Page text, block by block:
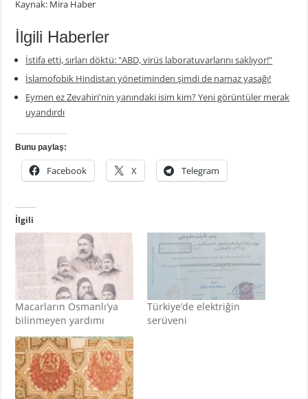
Kaynak: Mira Haber
İlgili Haberler
İstifa etti, sırları döktü: "ABD, virüs laboratuvarlarını saklıyor!"
İslamofobik Hindistan yönetiminden şimdi de namaz yasağı!
Eymen ez Zevahiri'nin yanındaki isim kim? Yeni görüntüler merak
uyandırdı
Bunu paylaş:
Facebook X Telegram
İlgili
Macarların Osmanlı’ya
bilinmeyen yardımı
Türkiye’de elektriğin
serüveni